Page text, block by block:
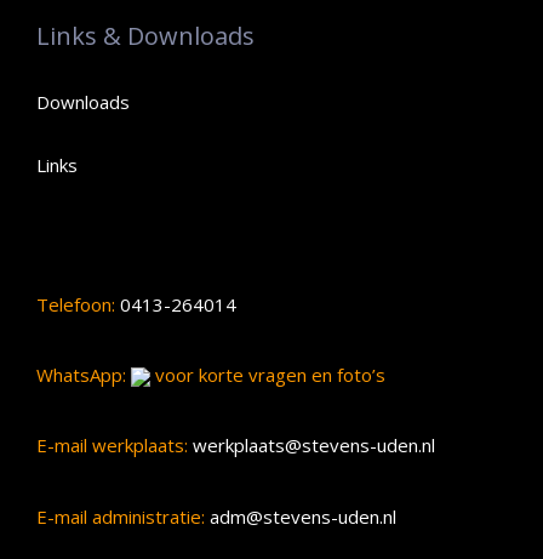
Links & Downloads
Downloads
Links
Telefoon: 0413-264014
WhatsApp: voor korte vragen en foto’s
E-mail werkplaats: werkplaats@stevens-uden.nl
E-mail administratie: adm@stevens-uden.nl